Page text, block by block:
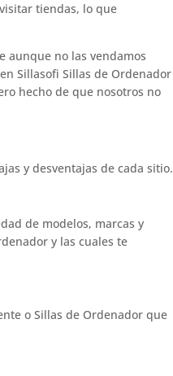
tiendas, lo que
aunque no las vendamos
Sillasofi Sillas de Ordenador
hecho de que nosotros no
y desventajas de cada sitio.
de modelos, marcas y
y las cuales te
o Sillas de Ordenador que